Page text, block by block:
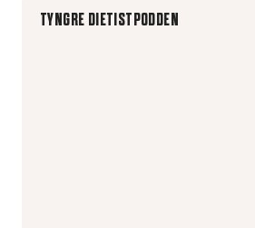
TYNGRE DIETISTPODDEN